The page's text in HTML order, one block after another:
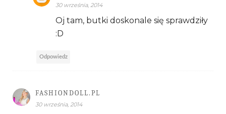
30 września, 2014
Oj tam, butki doskonale się sprawdziły
:D
Odpowiedz
FASHIONDOLL.PL
30 września, 2014